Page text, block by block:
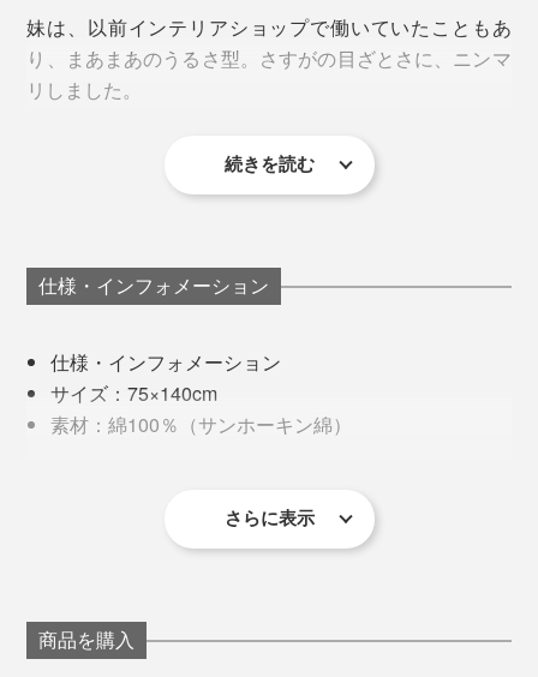
※1cm四方のタオルを水の上に浮かべ、5秒以内に沈むかを見る吸水性のチェック
のことで、「今治タオル」独自の品質基準。全12の項目からなる厳しい品質基準
にクリアすることが認定の条件。
妹は、以前インテリアショップで働いていたこともあ
り、まあまあのうるさ型。さすがの目ざとさに、ニンマ
リしました。
個人的にはバスマットにひとめ惚れ。
なか買いたいと思えるものに出会えませんでしたが、こ
のシックでいてモダンな柄と、綿100％のなめらかな肌
続きを読む
仕様・インフォメーション
仕様・インフォメーション
サイズ：75×140cm
素材：綿100％（サンホーキン綿）
ぐため、洗濯ネットのご使用をおすすめします。
さらに表示
商品を購入